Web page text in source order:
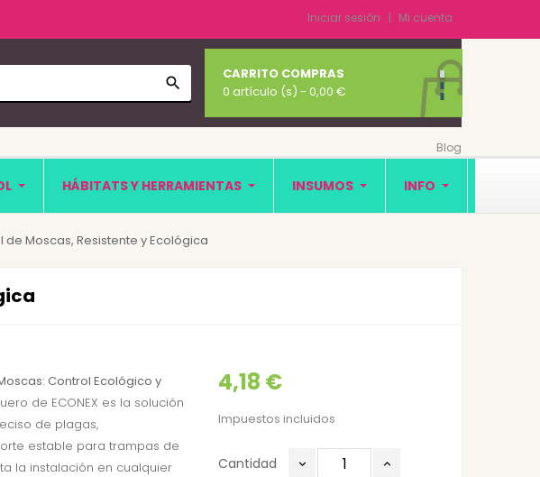
Iniciar sesión Mi cuenta
search
CARRITO COMPRAS
0 artículo (s) - 0,00 €
Blog
HÁBITATS Y HERRAMIENTAS INSUMOS INFO
Moscas, Resistente y Ecológica
4,18 €
Impuestos incluidos
Cantidad
Control Ecológico y
de ECONEX es la solución
de plagas,
estable para trampas de
la instalación en cualquier